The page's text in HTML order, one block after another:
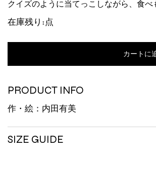
クイズのように当てっこしながら、食
在庫残り1点
カートに
PRODUCT INFO
作・絵：内田有美
SIZE GUIDE